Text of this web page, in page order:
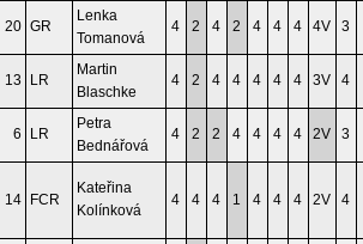
20 GR
Lenka
Tomanová
4 2 4 2 4 4 4 4V 3
13 LR
Martin
Blaschke
4 2 4 4 4 4 4 3V 4
6 LR
Petra
Bednářová
4 2 2 4 4 4 4 2V 3
14 FCR
Kateřina
Kolínková
4 4 4 1 4 4 4 2V 4